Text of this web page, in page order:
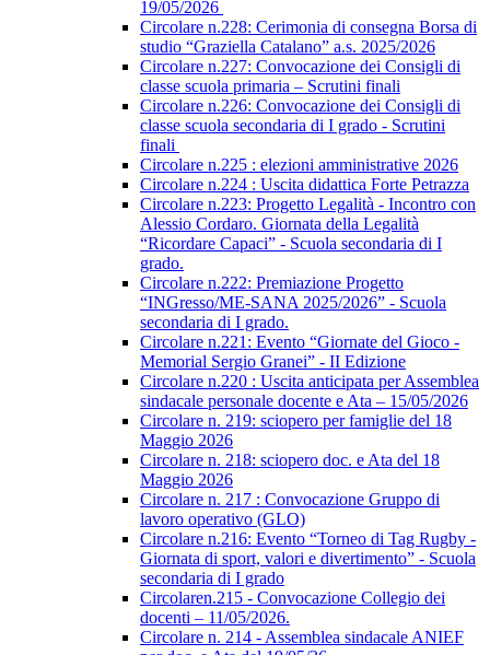
19/05/2026
Circolare n.228: Cerimonia di consegna Borsa di
studio “Graziella Catalano” a.s. 2025/2026
Circolare n.227: Convocazione dei Consigli di
classe scuola primaria – Scrutini finali
Circolare n.226: Convocazione dei Consigli di
classe scuola secondaria di I grado - Scrutini
finali
Circolare n.225 : elezioni amministrative 2026
Circolare n.224 : Uscita didattica Forte Petrazza
Circolare n.223: Progetto Legalità - Incontro con
Alessio Cordaro. Giornata della Legalità
“Ricordare Capaci” - Scuola secondaria di I
grado.
Circolare n.222: Premiazione Progetto
“INGresso/ME-SANA 2025/2026” - Scuola
secondaria di I grado.
Circolare n.221: Evento “Giornate del Gioco -
Memorial Sergio Granei” - II Edizione
Circolare n.220 : Uscita anticipata per Assemblea
sindacale personale docente e Ata – 15/05/2026
Circolare n. 219: sciopero per famiglie del 18
Maggio 2026
Circolare n. 218: sciopero doc. e Ata del 18
Maggio 2026
Circolare n. 217 : Convocazione Gruppo di
lavoro operativo (GLO)
Circolare n.216: Evento “Torneo di Tag Rugby -
Giornata di sport, valori e divertimento” - Scuola
secondaria di I grado
Circolaren.215 - Convocazione Collegio dei
docenti – 11/05/2026.
Circolare n. 214 - Assemblea sindacale ANIEF